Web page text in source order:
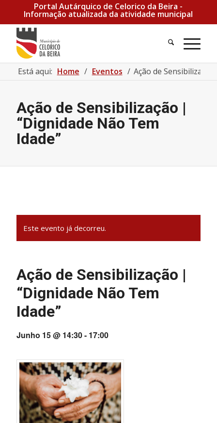
Portal Autárquico de Celorico da Beira -
Informação atualizada da atividade municipal
Pesquisa
Está aqui: Home / Eventos / Ação de
Ação de Sensibilização |
“Dignidade Não Tem
Idade”
Este evento já decorreu.
Ação de Sensibilização |
“Dignidade Não Tem
Idade”
Junho 15 @ 14:30- 17:00